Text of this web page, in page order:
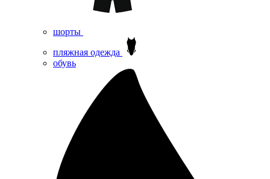
шорты
пляжная одежда
oбувь